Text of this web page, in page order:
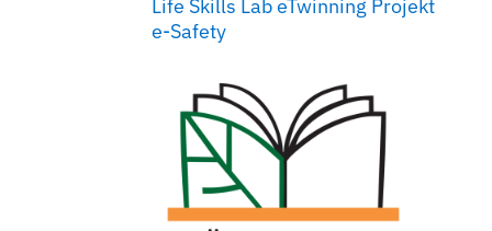
Life Skills Lab eTwinning Projekt
e-Safety